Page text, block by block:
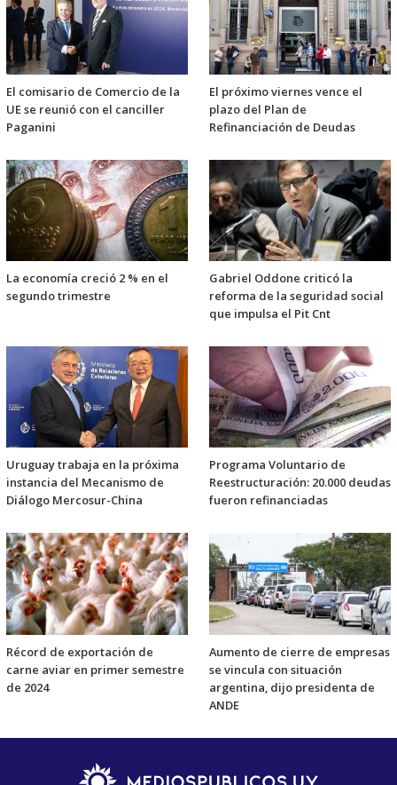
El comisario de Comercio de la
UE se reunió con el canciller
Paganini
El próximo viernes vence el
plazo del Plan de
Refinanciación de Deudas
La economía creció 2 % en el
segundo trimestre
Gabriel Oddone criticó la
reforma de la seguridad social
que impulsa el Pit Cnt
Uruguay trabaja en la próxima
instancia del Mecanismo de
Diálogo Mercosur-China
Programa Voluntario de
Reestructuración: 20.000 deudas
fueron refinanciadas
Récord de exportación de
carne aviar en primer semestre
de 2024
Aumento de cierre de empresas
se vincula con situación
argentina, dijo presidenta de
ANDE